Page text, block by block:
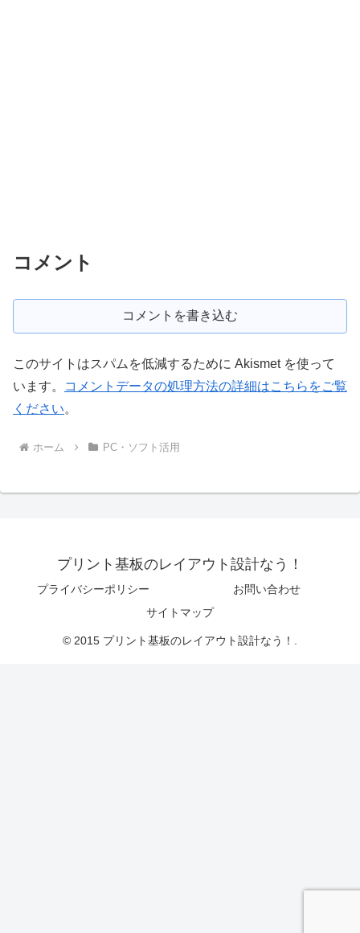
コメント
コメントを書き込む
このサイトはスパムを低減するために Akismet を使って
います。
コメントデータの処理方法の詳細はこちらをご覧
ください。
ホーム PC・ソフト活用
プリント基板のレイアウト設計なう！
プライバシーポリシー
お問い合わせ
サイトマップ
© 2015 プリント基板のレイアウト設計なう！.